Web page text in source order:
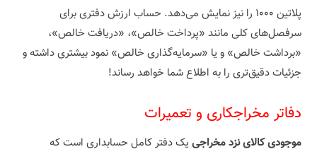
پلاتین ۱۰۰۰ را نیز نمایش می‌دهد. حساب ارزش دفتری برای
سرفصل‌های کلی مانند «پرداخت خالص»، «دریافت خالص»،
«برداشت خالص» و یا «سرمایه‌گذاری خالص» نمود بیشتری داشته و
جزئیات دقیق‌تری را به اطلاع شما خواهد رساند!
دفاتر مخراجکاری و تعمیرات
موجودی کالای نزد مخراجییک دفتر کامل حسابداری است که